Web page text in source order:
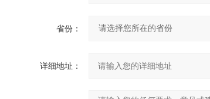
省份：
详细地址：